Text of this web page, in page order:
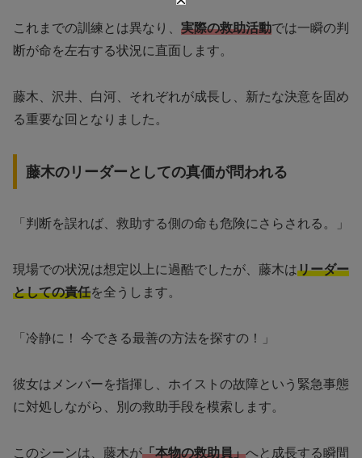
これまでの訓練とは異なり、 実際の救助活動では一瞬の判
断が命を左右する状況に直面します。
藤木、沢井、白河、それぞれが成長し、新たな決意を固め
る重要な回となりました。
藤木のリーダーとしての真価が問われる
「判断を誤れば、救助する側の命も危険にさらされる。」
現場での状況は想定以上に過酷でしたが、藤木はリーダー
としての責任を全うします。
「冷静に！ 今できる最善の方法を探すの！」
彼女はメンバーを指揮し、ホイストの故障という緊急事態
に対処しながら、別の救助手段を模索します。
このシーンは、藤木が「本物の救助員」へと成長する瞬間